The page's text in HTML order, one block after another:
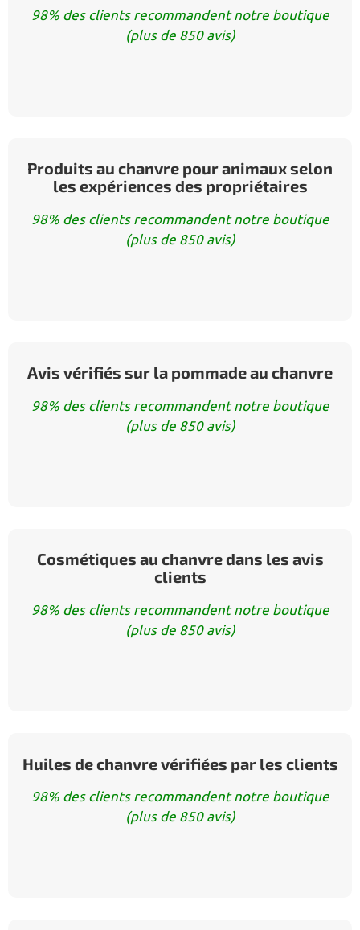
98% des clients recommandent notre boutique
(plus de 850 avis)
Produits au chanvre pour animaux selon
les expériences des propriétaires
98% des clients recommandent notre boutique
(plus de 850 avis)
Avis vérifiés sur la pommade au chanvre
98% des clients recommandent notre boutique
(plus de 850 avis)
Cosmétiques au chanvre dans les avis
clients
98% des clients recommandent notre boutique
(plus de 850 avis)
Huiles de chanvre vérifiées par les clients
98% des clients recommandent notre boutique
(plus de 850 avis)